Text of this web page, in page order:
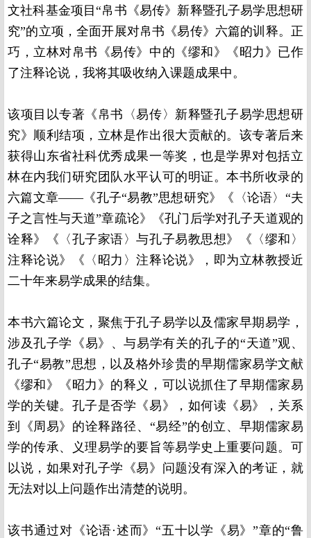
文社科基金项目“帛书《易传》新释暨孔子易学思想研
究”的立项，全面开展对帛书《易传》六篇的训释。正
巧，立林对帛书《易传》中的《缪和》《昭力》已作
了注释论说，我将其吸收纳入课题成果中。
该项目以专著《帛书〈易传〉新释暨孔子易学思想研
究》顺利结项，立林是作出很大贡献的。该专著后来
获得山东省社科优秀成果一等奖，也是学界对包括立
林在内我们研究团队水平认可的明证。本书所收录的
六篇文章——《孔子“易教”思想研究》《〈论语〉“夫
子之言性与天道”章疏论》《孔门后学对孔子天道观的
诠释》《〈孔子家语〉与孔子易教思想》《〈缪和〉
注释论说》《〈昭力〉注释论说》，即为立林教授近
二十年来易学成果的结集。
本书六篇论文，聚焦于孔子易学以及儒家早期易学，
涉及孔子学《易》、与易学有关的孔子的“天道”观、
孔子“易教”思想，以及格外珍贵的早期儒家易学文献
《缪和》《昭力》的释义，可以说抓住了早期儒家易
学的关键。孔子是否学《易》，如何读《易》，关系
到《周易》的诠释路径、“易经”的创立、早期儒家易
学的传承、义理易学的要旨等易学史上重要问题。可
以说，如果对孔子学《易》问题没有深入的考证，就
无法对以上问题作出清楚的说明。
该书通过对《论语·述而》“五十以学《易》”章的“鲁